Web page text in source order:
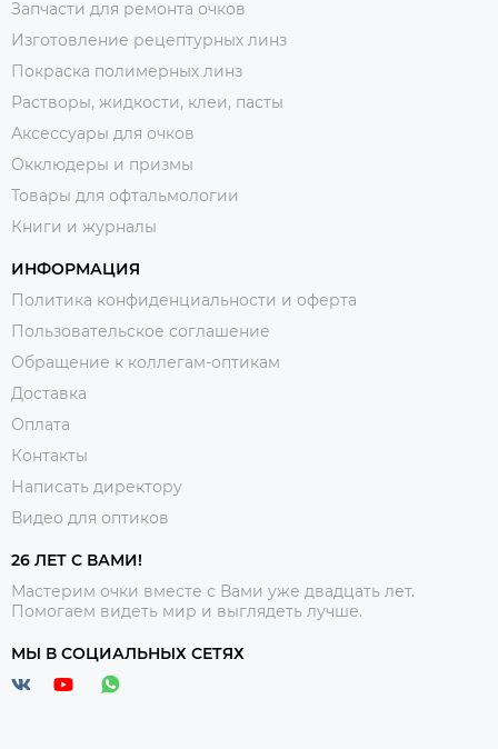
Запчасти для ремонта очков
Изготовление рецептурных линз
Покраска полимерных линз
Растворы, жидкости, клеи, пасты
Аксессуары для очков
Окклюдеры и призмы
Товары для офтальмологии
Книги и журналы
ИНФОРМАЦИЯ
Политика конфиденциальности и оферта
Пользовательское соглашение
Обращение к коллегам-оптикам
Доставка
Оплата
Контакты
Написать директору
Видео для оптиков
26 ЛЕТ С ВАМИ!
Мастерим очки вместе с Вами уже двадцать лет.
Помогаем видеть мир и выглядеть лучше.
МЫ В СОЦИАЛЬНЫХ СЕТЯХ